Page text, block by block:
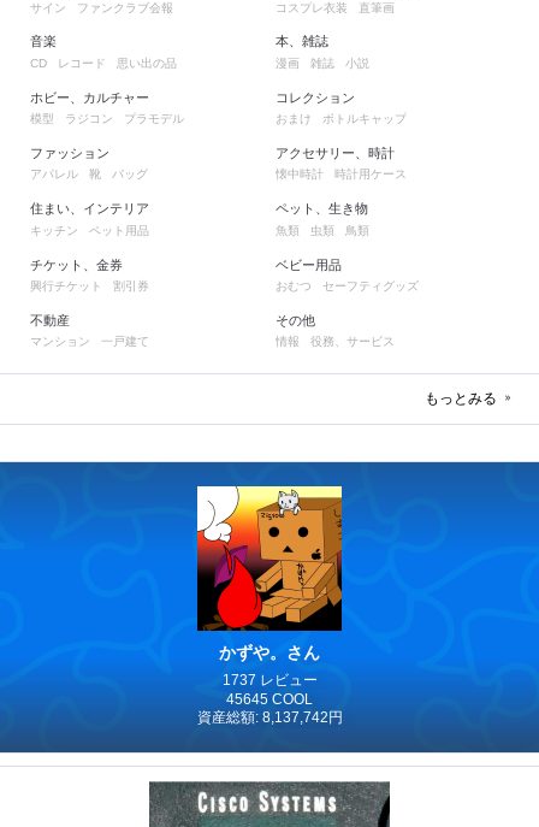
サイン ファンクラブ会報 コスプレ衣装 直筆画
音楽
CD レコード 思い出の品
ホビー、カルチャー
模型 ラジコン プラモデル
ファッション
アパレル 靴 バッグ
住まい、インテリア
キッチン ペット用品
チケット、金券
興行チケット 割引券
不動産
マンション 一戸建て
本、雑誌
漫画 雑誌 小説
コレクション
おまけ ボトルキャップ
アクセサリー、時計
懐中時計 時計用ケース
ペット、生き物
魚類 虫類 鳥類
ベビー用品
おむつ セーフティグッズ
その他
情報 役務、サービス
もっとみる
かずや。さん
1737 レビュー
45645 COOL
資産総額: 8,137,742円